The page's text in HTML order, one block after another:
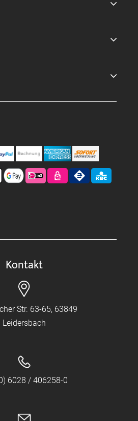
Kontakt
Str. 63-65, 63849
Leidersbach
6028 / 406258-0